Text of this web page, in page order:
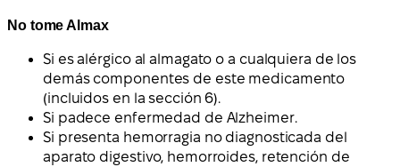
No tome Almax
Si es alérgico al almagato o a cualquiera de los
demás componentes de este medicamento
(incluidos en la sección 6).
Si padece enfermedad de Alzheimer.
Si presenta hemorragia no diagnosticada del
aparato digestivo, hemorroides, retención de